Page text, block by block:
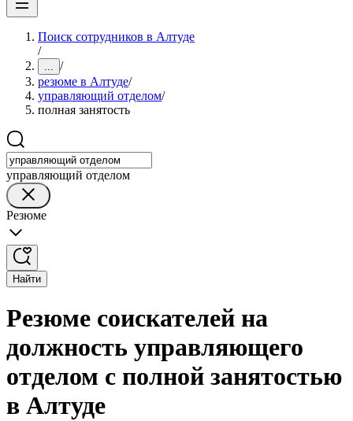
Поиск сотрудников в Алтуде
/
... /
резюме в Алтуде/
управляющий отделом/
полная занятость
управляющий отделом
Резюме
Найти
Резюме соискателей на
должность управляющего
отделом с полной занятостью
в Алтуде